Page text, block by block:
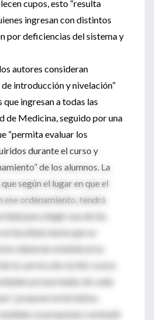
cupos, esto “resulta
ingresan con distintos
por deficiencias del sistema y
autores consideran
de introducción y nivelación”
ingresan a todas las
de Medicina, seguido por una
“permita evaluar los
durante el curso y
de los alumnos. La
según el lugar en que el
ese ordenamiento, tendrá
para elegir una de las
facultad, hasta que se
deberán establecerse
la carrera de recibir a esos
proyectadas de cada
propone la iniciativa.
se proponen combatir